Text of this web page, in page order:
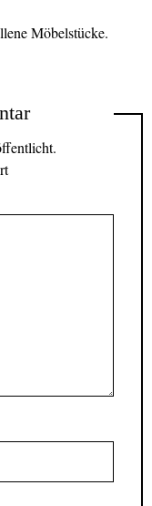
Möbelstücke.